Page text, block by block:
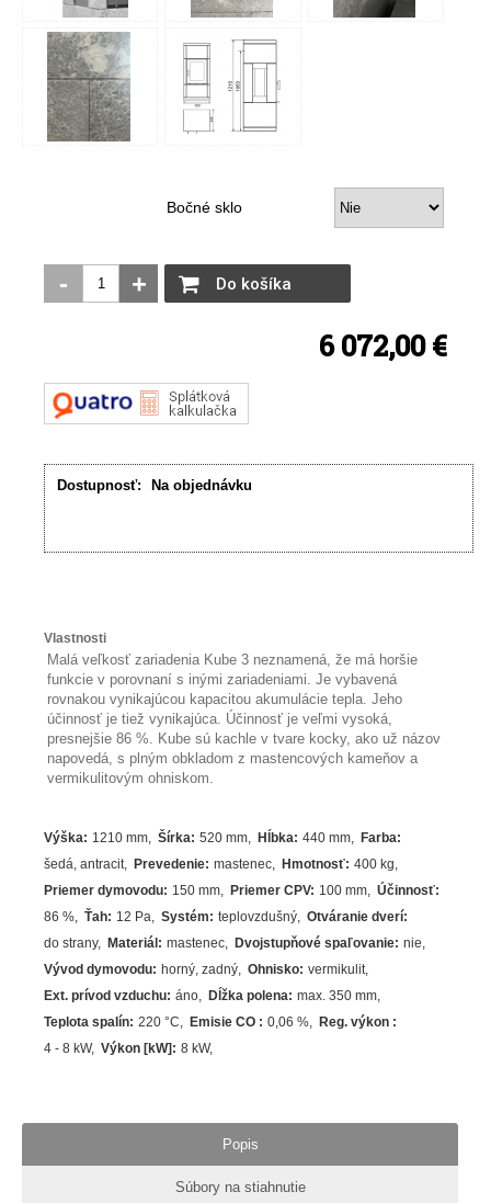
Bočné sklo
- + Do košíka
6 072,00 €
Dostupnosť: Na objednávku
Vlastnosti
Malá veľkosť zariadenia Kube 3 neznamená, že má horšie
funkcie v porovnaní s inými zariadeniami. Je vybavená
rovnakou vynikajúcou kapacitou akumulácie tepla. Jeho
účinnosť je tiež vynikajúca. Účinnosť je veľmi vysoká,
presnejšie 86 %. Kube sú kachle v tvare kocky, ako už názov
napovedá, s plným obkladom z mastencových kameňov a
vermikulitovým ohniskom.
Výška: 1210 mm Šírka: 520 mm Hĺbka: 440 mm Farba:
šedá,antracit Prevedenie: mastenec Hmotnosť: 400 kg
Priemer dymovodu: 150 mm Priemer CPV: 100 mm Účinnosť:
86% Ťah: 12 Pa Systém: teplovzdušný Otváranie dverí:
do strany
Materiál : mastenec Dvojstupňové spaľovanie: nie
Vývod dymovodu: horný, zadný Ohnisko: vermikulit
Ext. prívod vzduchu: áno Dĺžka polena: max. 350 mm
Teplota spalín: 220°C Emisie CO : 0,06 % Reg. výkon :
4 - 8 kW
Výkon [kW] : 8 kW
Popis
Súbory na stiahnutie